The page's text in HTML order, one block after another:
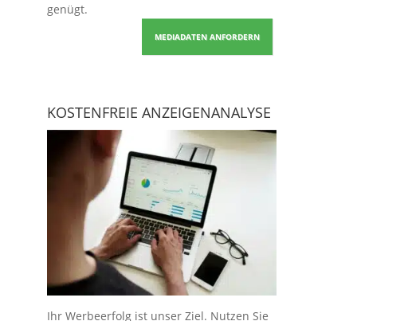
genügt.
MEDIADATEN ANFORDERN
KOSTENFREIE ANZEIGENANALYSE
Ihr Werbeerfolg ist unser Ziel. Nutzen Sie